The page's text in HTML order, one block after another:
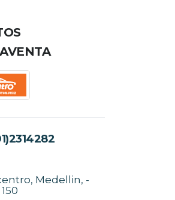
Medellin, -